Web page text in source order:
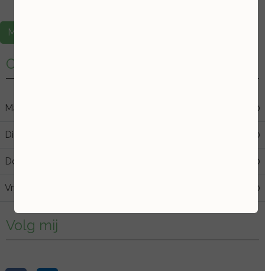
Maak een afspraak
Openingstijden
Maandag 17:00
Dinsdag 21:30
Donderdag 17:00
Vrijdag 13:00
Volg mij